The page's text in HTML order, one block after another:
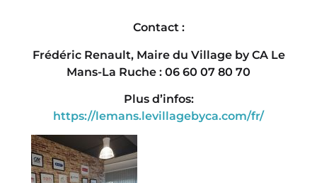
Contact :
Frédéric Renault, Maire du Village by CA Le
Mans-La Ruche : 06 60 07 80 70
Plus d’infos:
https://lemans.levillagebyca.com/fr/